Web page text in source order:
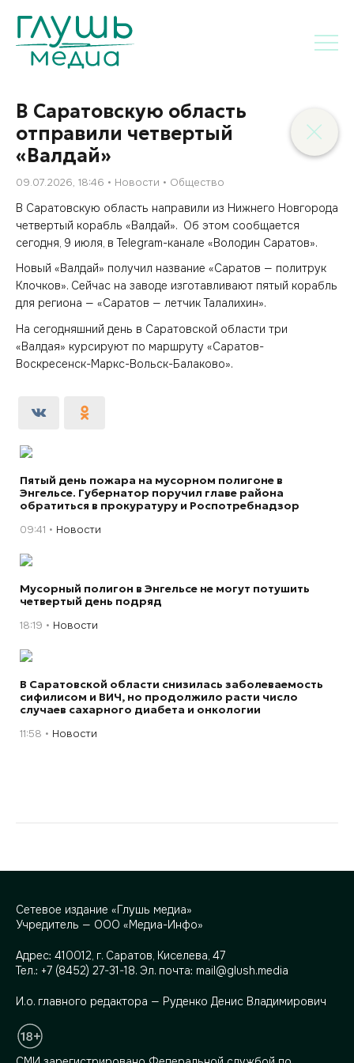
В Саратовскую область
отправили четвертый
«Валдай»
09.07.2026, 18:46 Новости Общество
В Саратовскую область направили из Нижнего Новгорода
четвертый корабль «Валдай». Об этом сообщается
сегодня, 9 июля, в Telegram-канале «Володин Саратов».
Новый «Валдай» получил название «Саратов — политрук
Клочков». Сейчас на заводе изготавливают пятый корабль
для региона — «Саратов — летчик Талалихин».
На сегодняшний день в Саратовской области три
«Валдая» курсируют по маршруту «Саратов-
Воскресенск-Маркс-Вольск-Балаково».
Пятый день пожара на мусорном полигоне в
Энгельсе. Губернатор поручил главе района
обратиться в прокуратуру и Роспотребнадзор
09:41 Новости
Мусорный полигон в Энгельсе не могут потушить
четвертый день подряд
18:19 Новости
В Саратовской области снизилась заболеваемость
сифилисом и ВИЧ, но продолжило расти число
случаев сахарного диабета и онкологии
11:58 Новости
Сетевое издание «Глушь медиа»
Учредитель — ООО «Медиа-Инфо»
Адрес: 410012, г. Саратов, Киселева, 47
Тел.: +7 (8452) 27-31-18. Эл. почта: mail@glush.media
И.о. главного редактора — Руденко Денис Владимирович